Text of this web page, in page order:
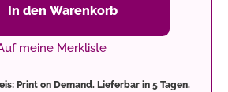
In den Warenkorb
meine Merkliste
Print on Demand. Lieferbar in 5 Tagen.